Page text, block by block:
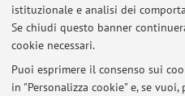
istituzionale e analisi dei
Se chiudi questo banner
cookie necessari.
Puoi esprimere il consenso sui
in "Personalizza cookie" e, se
Al momento non